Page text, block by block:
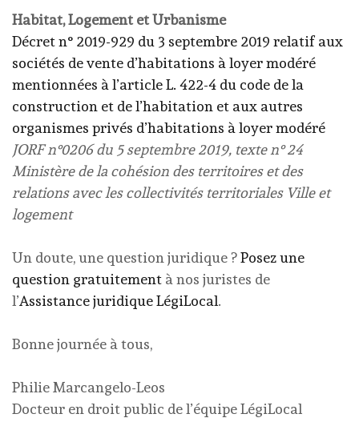
Habitat, Logement et Urbanisme
Décret n° 2019-929 du 3 septembre 2019 relatif aux
sociétés de vente d’habitations à loyer modéré
mentionnées à l’article L. 422-4 du code de la
construction et de l’habitation et aux autres
organismes privés d’habitations à loyer modéré
JORF n°0206 du 5 septembre 2019, texte n° 24
Ministère de la cohésion des territoires et des
relations avec les collectivités territoriales Ville et
logement
Un doute, une question juridique ?Posez une
question gratuitement à nos juristes de
l’Assistance juridique LégiLocal.
Bonne journée à tous,
Philie Marcangelo-Leos
Docteur en droit public de l’équipe LégiLocal